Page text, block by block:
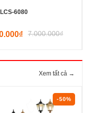
6080
7.000.000₫
Xem tất cả →
-50%